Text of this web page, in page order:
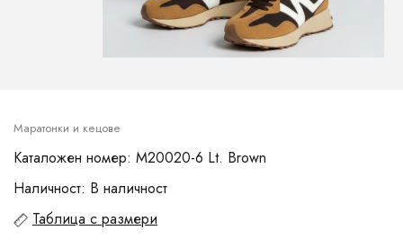
Маратонки и кецове
Каталожен номер: M20020-6 Lt. Brown
Наличност: В наличност
Таблица с размери